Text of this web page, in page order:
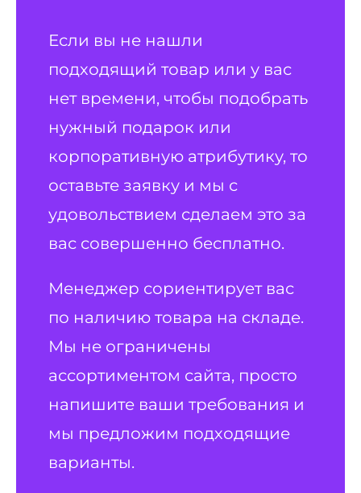
Если вы не нашли
подходящий товар или у вас
нет времени, чтобы подобрать
нужный подарок или
корпоративную атрибутику, то
оставьте заявку и мы с
удовольствием сделаем это за
вас совершенно бесплатно.
Менеджер сориентирует вас
по наличию товара на складе.
Мы не ограничены
ассортиментом сайта, просто
напишите ваши требования и
мы предложим подходящие
варианты.